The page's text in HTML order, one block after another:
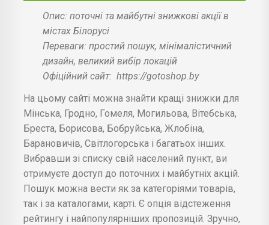
Опис: поточні та майбутні знижкові акції в
містах Білорусі
Переваги: простий пошук, мінімалістичний
дизайн, великий вибір локацій
Офіційний сайт: https://gotoshop.by
На цьому сайті можна знайти кращі знижки для
Мінська, Гродно, Гомеля, Могильова, Вітебська,
Бреста, Борисова, Бобруйська, Жлобіна,
Барановичів, Світлогорська і багатьох інших.
Вибравши зі списку свій населений пункт, ви
отримуєте доступ до поточних і майбутніх акцій.
Пошук можна вести як за категоріями товарів,
так і за каталогами, карті. Є опція відстеження
рейтингу і найпопулярніших пропозицій. Зручно,